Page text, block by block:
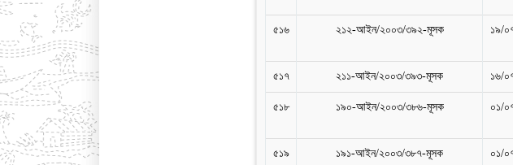
৫১৬ ২১২-আইন/২০০৩/৩৯২-মূসক ১৯/
৫১৭ ২১১-আইন/২০০৩/৩৯৩-মূসক ১৬/
৫১৮ ১৯০-আইন/২০০৩/৩৮৬-মূসক ০১/
৫১৯ ১৯১-আইন/২০০৩/৩৮৭-মূসক ০১/